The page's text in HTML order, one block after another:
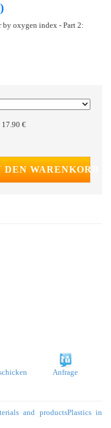
oxygen index - Part 2:
17.90 €
DEN WARENKORB
Anfrage
and productsPlastics in